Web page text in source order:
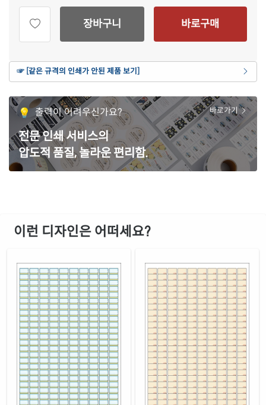
CJ923LU-DV001
잉크젯 전용
재질 설명
재질 설명
흰색(50μm) 광택 방수 레이저
CL923WP-DV001레이저 전용
흰색 무광 방수 레이저
CL923MP-DV001레이저 전용
재질 설명
투명(50μm) 방수 레이저
CL923LT-DV001 레이저 전용
재질 설명
장바구니 바로구매
☞ [같은 규격의 인쇄가 안된 제품 보기]
출력이 어려우신가요?
전문 인쇄 서비스의
압도적 품질, 놀라운 편리함.
바로가기
이런 디자인은 어떠세요?